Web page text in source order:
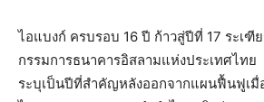
ไอแบงก์ ครบรอบ 16 ปี ก้าวสู่ปีที่ 17 ระเฑี
กรรมการธนาคารอิสลามแห่งประเทศไทย
ระบุเป็นปีที่สำคัญหลังออกจากแผนฟื้นฟูเ